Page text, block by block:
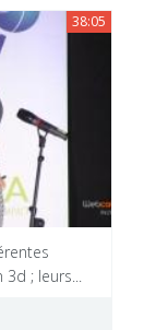
38:05
; leurs...